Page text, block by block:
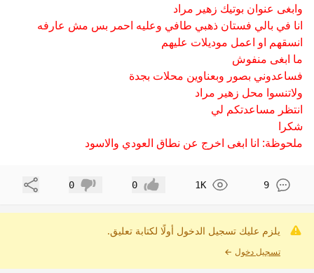
وابغى عنوان بوتيك زهير مراد
انا في بالي فستان ذهبي طافي وعليه احمر بس مش عارفه
انسقهم او اعمل موديلات عليهم
ما ابغى منفوش
فساعدوني بصور وبعناوين محلات بجدة
ولاتنسوا محل زهير مراد
انتظر مساعدتكم لي
شكرا
ملحوظة: انا ابغى اخرج عن نطاق العودي والاسود
9
1K إعجاب 0 عدم إعجاب
0 مشاركة
يلزم عليك تسجيل الدخول أولًا لكتابة تعليق.
تسجيل دخول ←